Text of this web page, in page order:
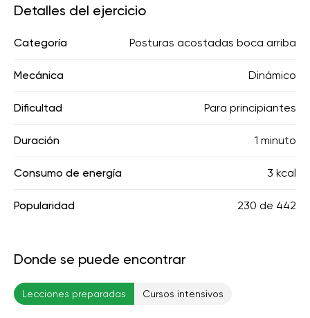
Detalles del ejercicio
Categoría Posturas acostadas boca arriba
Mecánica Dinámico
Dificultad Para principiantes
Duración 1 minuto
Consumo de energía 3 kcal
Popularidad 230 de 442
Donde se puede encontrar
Lecciones preparadas Cursos intensivos